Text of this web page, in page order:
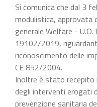
Si comunica che dal 3
modulistica, approvata
generale Welfare - U.O.
19102/2019,
riconoscimento delle
CE 852/2004.
Inoltre è stato recepito
degli interventi erogati
prevenzione sanitaria